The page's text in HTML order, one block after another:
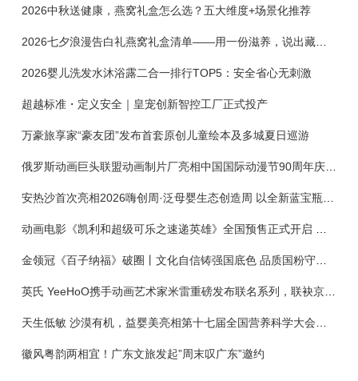
2026中秋送健康，燕窝礼盒怎么选？五大维度+场景化推荐
2026七夕浪漫告白礼燕窝礼盒清单——用一份滋养，说出藏在心底的爱
2026婴儿洗发水沐浴露二合一排行TOP5：安全省心无刺激
超越标准・定义安全｜皇宠创新智控工厂正式投产
万豪旅享家“豪友团”发布首套原创儿童绘本及多城夏日巡游
俄罗斯动画巨头联盟动画制片厂亮相中国国际动漫节90周年庆开启中国之旅新篇章
金领冠《百子纳福》破圈丨文化自信铸强国底色 品质国粉守护新生
英氏 YeeHoO携手动画艺术家米雷重磅发布联名系列，联袂京东深化全渠道战略
徽风粤韵两相宜！广东文旅发起”周末叹广东”邀约